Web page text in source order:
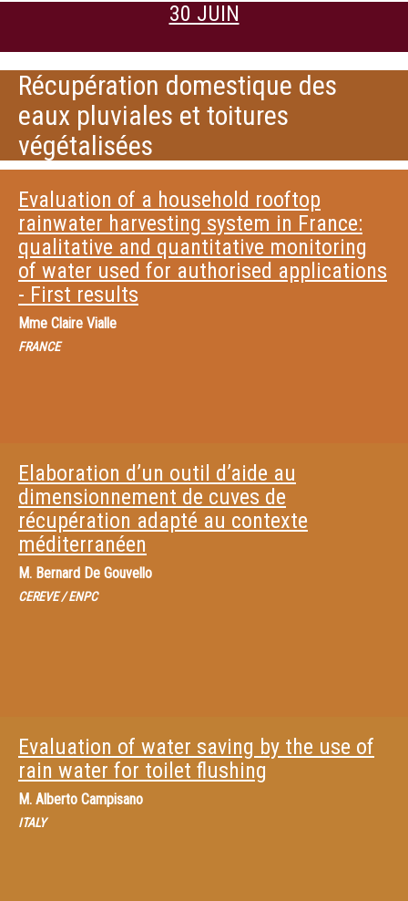
30 JUIN
Récupération domestique des
eaux pluviales et toitures
végétalisées
Evaluation of a household rooftop
rainwater harvesting system in France:
qualitative and quantitative monitoring
of water used for authorised applications
- First results
Mme Claire Vialle
FRANCE
Elaboration d’un outil d’aide au
dimensionnement de cuves de
récupération adapté au contexte
méditerranéen
M. Bernard De Gouvello
CEREVE / ENPC
Evaluation of water saving by the use of
rain water for toilet flushing
M. Alberto Campisano
ITALY